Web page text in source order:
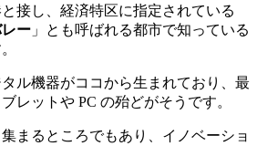
接し、経済特区に指定されている
ー 」とも呼ばれる都市で知っている
ル機器がココから生まれており、最
レットや PC の殆どがそうです。
まるところでもあり、イノベーショ